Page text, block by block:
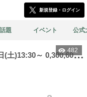
新規登録・ログイン
話題 イベント 公式
482◆
再告知◆【冒険譚イベント】2月28日(土)13:30～ 0,300,600,900実施（各2回）＋決戦1幕,2幕,3幕(各1試合)